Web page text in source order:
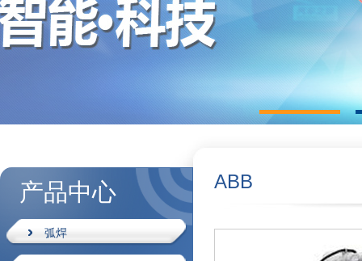
产品中心
弧焊
ABB